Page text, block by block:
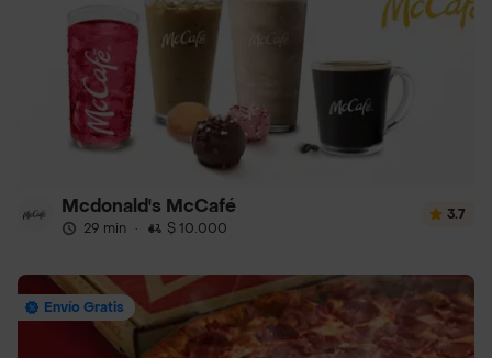
Mcdonald's McCafé
29 min · $ 10.000
3.7
Envío Gratis